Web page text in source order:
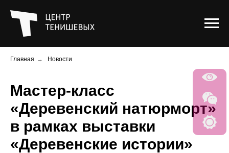
Главная → Новости
Мастер-класс
«Деревенский натюрморт»
в рамках выставки
«Деревенские истории»